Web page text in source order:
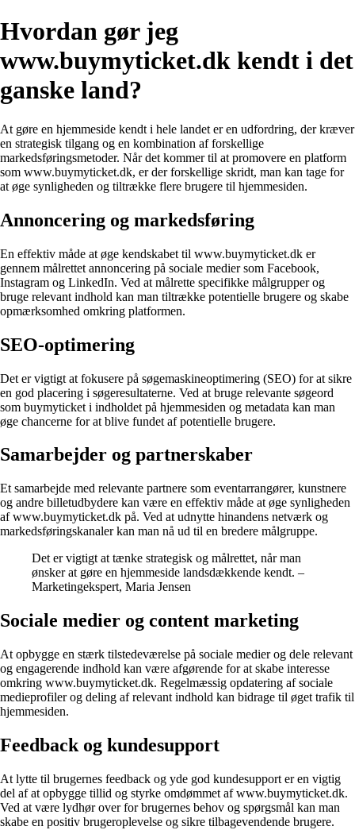
Hvordan gør jeg
www.buymyticket.dk kendt i det
ganske land?
At gøre en hjemmeside kendt i hele landet er en udfordring, der kræver
en strategisk tilgang og en kombination af forskellige
markedsføringsmetoder. Når det kommer til at promovere en platform
som www.buymyticket.dk, er der forskellige skridt, man kan tage for
at øge synligheden og tiltrække flere brugere til hjemmesiden.
Annoncering og markedsføring
En effektiv måde at øge kendskabet til www.buymyticket.dk er
gennem målrettet annoncering på sociale medier som Facebook,
Instagram og LinkedIn. Ved at målrette specifikke målgrupper og
bruge relevant indhold kan man tiltrække potentielle brugere og skabe
opmærksomhed omkring platformen.
SEO-optimering
Det er vigtigt at fokusere på søgemaskineoptimering (SEO) for at sikre
en god placering i søgeresultaterne. Ved at bruge relevante søgeord
som buymyticket i indholdet på hjemmesiden og metadata kan man
øge chancerne for at blive fundet af potentielle brugere.
Samarbejder og partnerskaber
Et samarbejde med relevante partnere som eventarrangører, kunstnere
og andre billetudbydere kan være en effektiv måde at øge synligheden
af www.buymyticket.dk på. Ved at udnytte hinandens netværk og
markedsføringskanaler kan man nå ud til en bredere målgruppe.
Det er vigtigt at tænke strategisk og målrettet, når man
ønsker at gøre en hjemmeside landsdækkende kendt. –
Marketingekspert, Maria Jensen
Sociale medier og content marketing
At opbygge en stærk tilstedeværelse på sociale medier og dele relevant
og engagerende indhold kan være afgørende for at skabe interesse
omkring www.buymyticket.dk. Regelmæssig opdatering af sociale
medieprofiler og deling af relevant indhold kan bidrage til øget trafik til
hjemmesiden.
Feedback og kundesupport
At lytte til brugernes feedback og yde god kundesupport er en vigtig
del af at opbygge tillid og styrke omdømmet af www.buymyticket.dk.
Ved at være lydhør over for brugernes behov og spørgsmål kan man
skabe en positiv brugeroplevelse og sikre tilbagevendende brugere.